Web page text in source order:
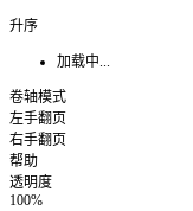
升序
加载中...
卷轴模式
左手翻页
右手翻页
帮助
透明度
100%